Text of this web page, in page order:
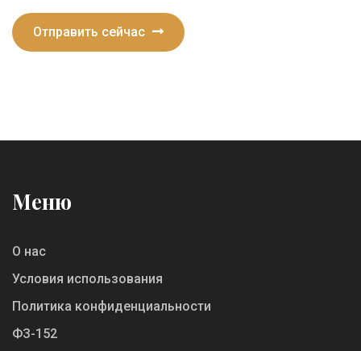
Отправить сейчас
Меню
О нас
Условия использования
Политика конфиденциальности
ФЗ-152